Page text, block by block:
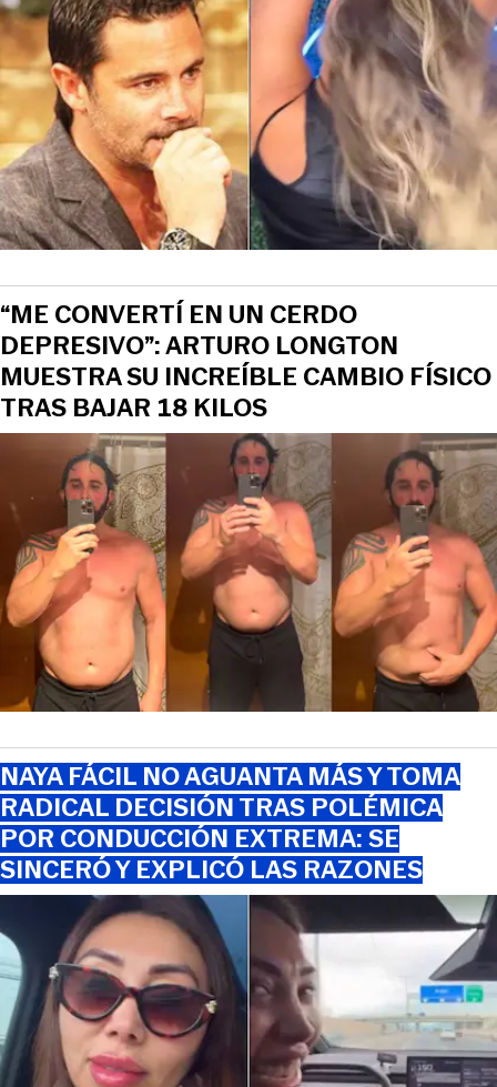
“ME CONVERTÍ EN UN CERDO
DEPRESIVO”: ARTURO LONGTON
MUESTRA SU INCREÍBLE CAMBIO FÍSICO
TRAS BAJAR 18 KILOS
NAYA FÁCIL NO AGUANTA MÁS Y TOMA
RADICAL DECISIÓN TRAS POLÉMICA
POR CONDUCCIÓN EXTREMA: SE
SINCERÓ Y EXPLICÓ LAS RAZONES